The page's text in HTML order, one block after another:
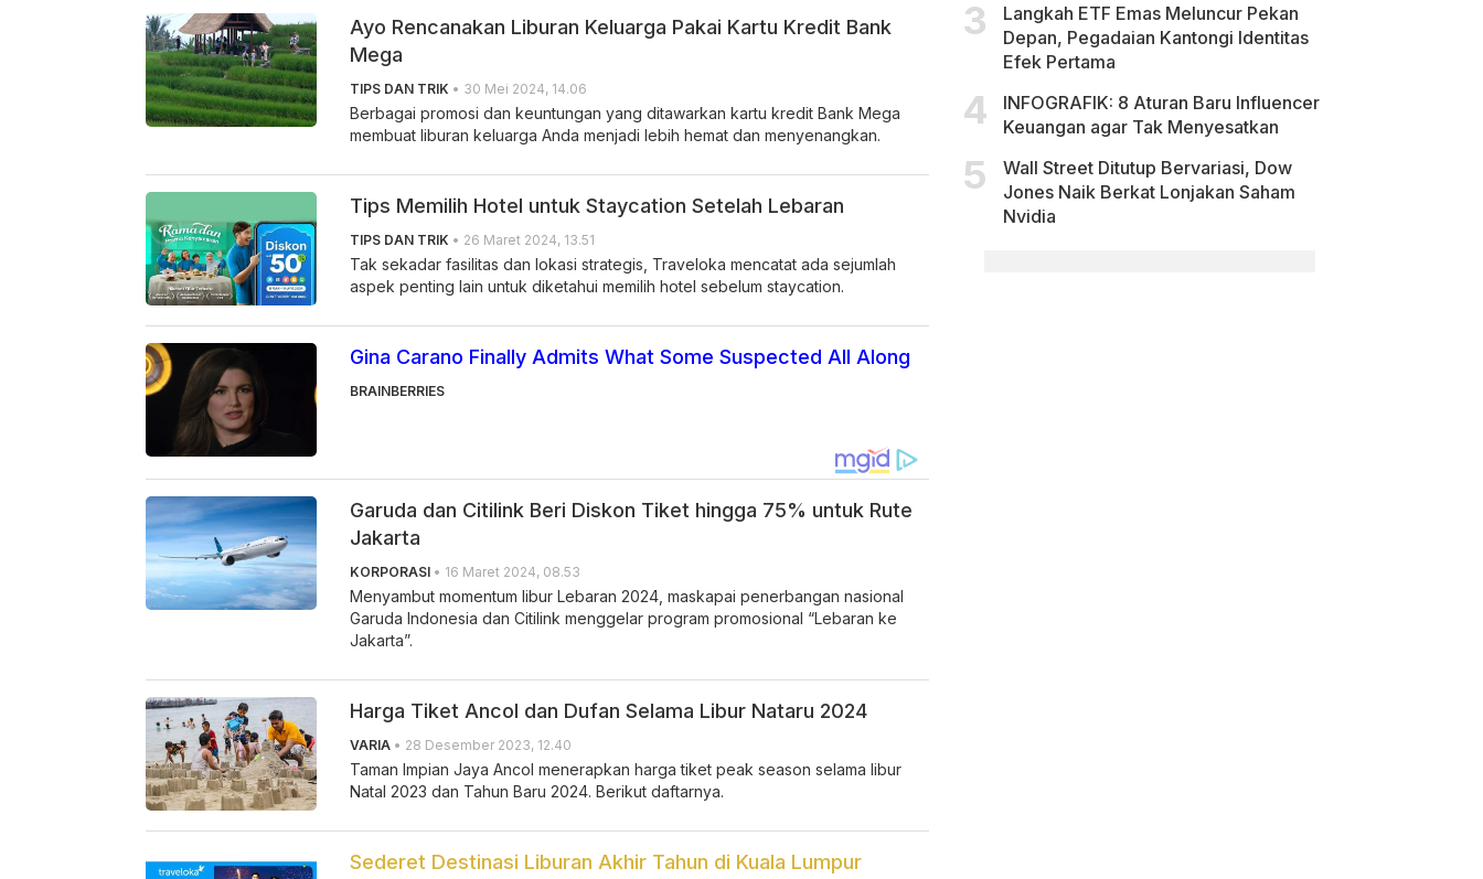
Ayo Rencanakan Liburan Keluarga Pakai Kartu Kredit Bank
Mega
TIPS DAN TRIK • 30 Mei 2024, 14.06
Berbagai promosi dan keuntungan yang ditawarkan kartu kredit Bank Mega
membuat liburan keluarga Anda menjadi lebih hemat dan menyenangkan.
Tips Memilih Hotel untuk Staycation Setelah Lebaran
TIPS DAN TRIK • 26 Maret 2024, 13.51
Tak sekadar fasilitas dan lokasi strategis, Traveloka mencatat ada sejumlah
aspek penting lain untuk diketahui memilih hotel sebelum staycation.
Gina Carano Finally Admits What Some Suspected All Along
BRAINBERRIES
Garuda dan Citilink Beri Diskon Tiket hingga 75% untuk Rute
Jakarta
KORPORASI • 16 Maret 2024, 08.53
Menyambut momentum libur Lebaran 2024, maskapai penerbangan nasional
Garuda Indonesia dan Citilink menggelar program promosional “Lebaran ke
Jakarta”.
Harga Tiket Ancol dan Dufan Selama Libur Nataru 2024
VARIA • 28 Desember 2023, 12.40
Taman Impian Jaya Ancol menerapkan harga tiket peak season selama libur
Natal 2023 dan Tahun Baru 2024. Berikut daftarnya.
Sederet Destinasi Liburan Akhir Tahun di Kuala Lumpur
Langkah ETF Emas Meluncur Pekan
Depan, Pegadaian Kantongi Identitas
Efek Pertama
INFOGRAFIK: 8 Aturan Baru Influencer
Keuangan agar Tak Menyesatkan
Wall Street Ditutup Bervariasi, Dow
Jones Naik Berkat Lonjakan Saham
Nvidia